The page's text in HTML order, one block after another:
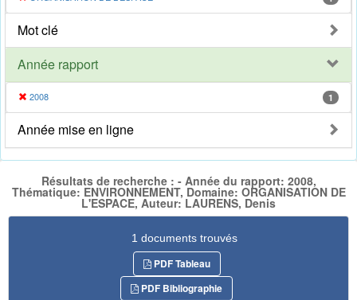
Mot clé
Année rapport
2008 1
Année mise en ligne
Résultats de recherche : - Année du rapport: 2008,
Thématique: ENVIRONNEMENT, Domaine: ORGANISATION DE
L'ESPACE, Auteur: LAURENS, Denis
1 documents trouvés
PDF Tableau
PDF Bibliographie